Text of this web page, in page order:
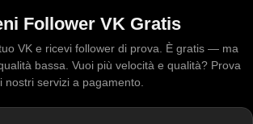
Follower VK Gratis
VK e ricevi follower di prova. È gratis — ma
bassa. Vuoi più velocità e qualità? Prova
i nostri servizi a pagamento.